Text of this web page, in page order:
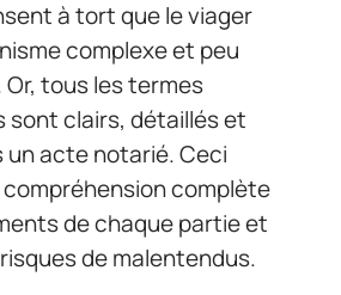
à tort que le viager
complexe et peu
tous les termes
clairs, détaillés et
un acte notarié. Ceci
complète
de chaque partie et
de malentendus.